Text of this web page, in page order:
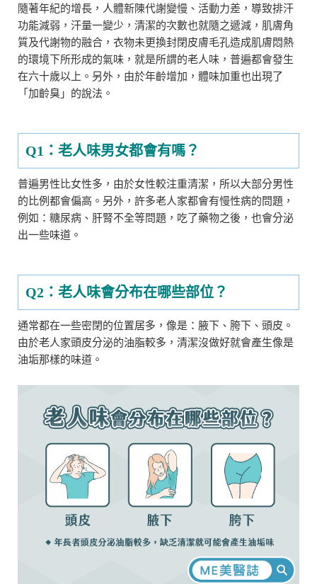
隨著年紀的增長，人體新陳代謝變慢、活動力差，導致排汗
功能減弱，汗量一變少，清潔的次數也就隨之遞減，肌膚角
質及代謝物的融合，衣物未更換封閉皮膚毛孔造成肌膚悶熱
的環境下所形成的氣味，就是所謂的老人味，普遍都會發生
在六十歲以上。另外，由於年齡增加，體味加重也出現了
「加齡臭」的說法。
Q1：老人味男女都會有嗎？
普遍男性比女性多，由於女性較注重清潔，所以大部分男性
的比例都會偏高。另外，許多老人家都會有慢性病的問題，
例如：糖尿病、肝腎不全等問題，吃了藥物之後，也會分泌
出一些味道。
Q2：老人味會分布在哪些部位？
通常都在一些密閉的位置居多，像是：腋下、胯下、頭皮。
由於老人家頭皮分泌的油脂較多，清潔沒做好就會產生像是
油垢那樣的味道。